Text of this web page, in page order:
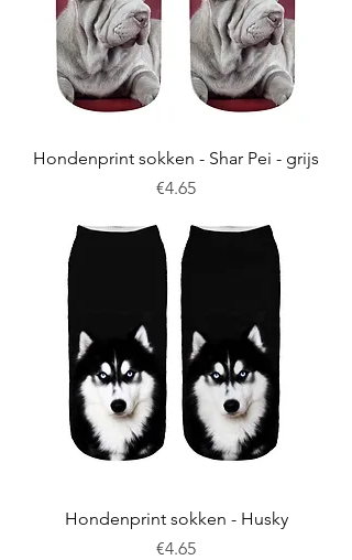
Hondenprint sokken - Shar Pei - grijs
Price
€4.65
Hondenprint sokken - Husky
Price
€4.65